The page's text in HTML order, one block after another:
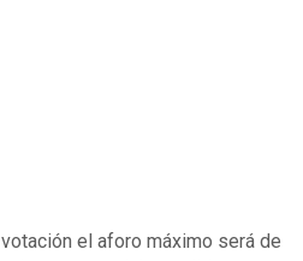
el aforo máximo será de